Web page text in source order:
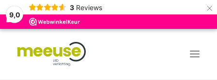
9,0
3 Reviews ×